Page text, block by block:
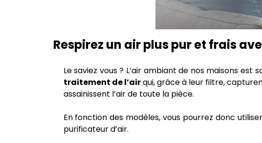
Respirez un air plus pur et frais
Le saviez vous ? L’air ambiant de nos maisons est
traitement de l’airqui, grâce à leur filtre,
assainissent l’air de toute la pièce.
En fonction des modèles, vous pourrez donc
purificateur d’air.